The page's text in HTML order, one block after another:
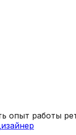
опыт работы